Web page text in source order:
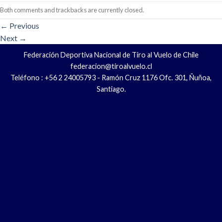
Both comments and trackbacks are currently closed.
← Previous
Next →
Federación Deportiva Nacional de Tiro al Vuelo de Chile
federacion@tiroalvuelo.cl
Teléfono : +56 2 24005793 - Ramón Cruz 1176 Ofc. 301, Ñuñoa,
Santiago.